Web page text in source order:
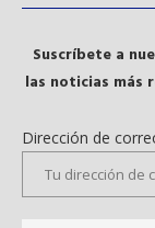
Suscríbete a
las noticias más
Dirección de